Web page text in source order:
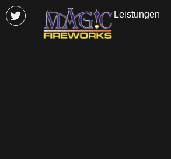
Leistungen